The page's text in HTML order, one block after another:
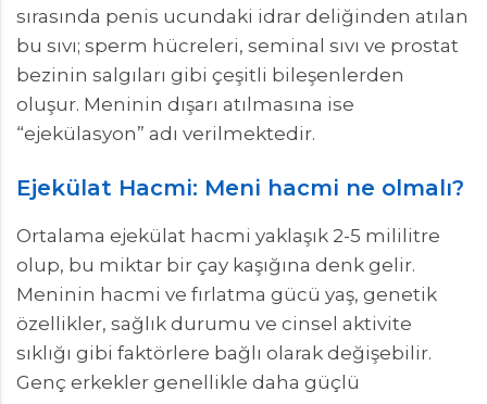
sırasında penis ucundaki idrar deliğinden atılan
bu sıvı; sperm hücreleri, seminal sıvı ve prostat
bezinin salgıları gibi çeşitli bileşenlerden
oluşur. Meninin dışarı atılmasına ise
“ejekülasyon” adı verilmektedir.
Ejekülat Hacmi: Meni hacmi ne olmalı?
Ortalama ejekülat hacmi yaklaşık 2-5 mililitre
olup, bu miktar bir çay kaşığına denk gelir.
Meninin hacmi ve fırlatma gücü yaş, genetik
özellikler, sağlık durumu ve cinsel aktivite
sıklığı gibi faktörlere bağlı olarak değişebilir.
Genç erkekler genellikle daha güçlü